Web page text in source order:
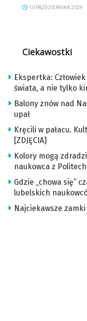
10 PAŹDZIERNIKA 2024
Ciekawostki
Ekspertka:
świata, a nie tylko
Balony znów nad
upał
Kręcili w pałacu.
[ZDJĘCIA]
Kolory mogą
naukowca z
Gdzie „chowa się”
lubelskich
Najciekawsze